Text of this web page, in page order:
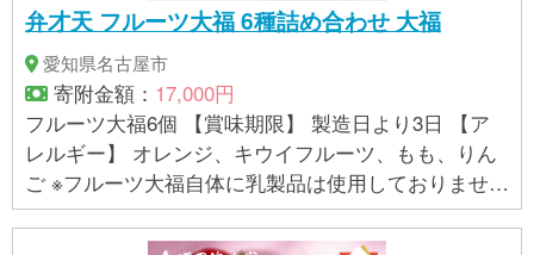
じているものであること。 価値の算出方法：総務大
臣が定める標準的な算出方法（価格ベース） 区域内
工程：製品化に必要な全ての工程（鴻池花火の製
造、冷凍） ※付加価値の中に実質的な変更を加える加
工に該当しないものは含まれていない
弁才天 フルーツ大福 6種詰め合わせ 大福
愛知県名古屋市
寄附金額： 17,000円
フルーツ大福6個 【賞味期限】 製造日より3日 【ア
レルギー】 オレンジ、キウイフルーツ、もも、りん
ご ※フルーツ大福自体に乳製品は使用しておりません
が、同じ製造所で乳製品をふくむ製品を使用してお